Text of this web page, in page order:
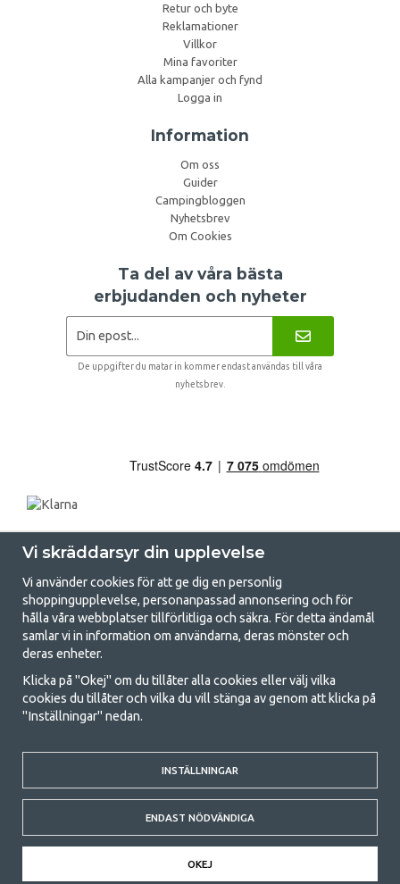
Retur och byte
Reklamationer
Villkor
Mina favoriter
Alla kampanjer och fynd
Logga in
Information
Om oss
Guider
Campingbloggen
Nyhetsbrev
Om Cookies
Ta del av våra bästa
erbjudanden och nyheter
De uppgifter du matar in kommer endast användas till våra
nyhetsbrev.
GetCamping.se - Din butik för camping
och uteliv
Att campa kan antingen vara en livsstil eller ett sätt att samla familjen
för ett gemensamt äventyr. Oavsett vilken kategori du tillhör hittar du
med att campa så därför erbjuder vi riktigt bra priser på familjetält,
husvagnstält och all annan utrustning för camping och friluftsliv. Vårt
mål är att i varje priskategori erbjuda den bästa campingutrustningen
gällande kvalitet och funktionalitet. Ta gärna kontakt med oss om det
är något du saknar eller vill veta mer om.
© 2020 GetCamping. All rights reserved.
Vi skräddarsyr din upplevelse
Vi använder cookies för att ge dig en personlig
shoppingupplevelse, personanpassad annonsering och för
hålla våra webbplatser tillförlitliga och säkra. För detta ändamål
samlar vi in information om användarna, deras mönster och
deras enheter.
Klicka på "Okej" om du tillåter alla cookies eller välj vilka
cookies du tillåter och vilka du vill stänga av genom att klicka på
"Inställningar" nedan.
INSTÄLLNINGAR
ENDAST NÖDVÄNDIGA
OKEJ